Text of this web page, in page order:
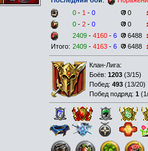
0 - 1 - 0
0
0 - 2 - 0
0
2409 - 4160 - 6
6488
Итого: 2409 - 4163 - 6 6488
Клан-Лига:
Боёв: 1203 (3/15)
Побед: 493 (13/20)
Побед подряд: 1 (